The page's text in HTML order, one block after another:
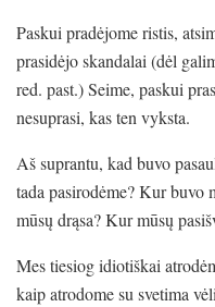
Paskui pradėjome ristis,
prasidėjo skandalai (dėl
red. past.) Seime, paskui
nesuprasi, kas ten vyksta.
Aš suprantu, kad buvo
tada pasirodėme? Kur
mūsų drąsa? Kur mūsų
Mes tiesiog idiotiškai
kaip atrodome su svetima